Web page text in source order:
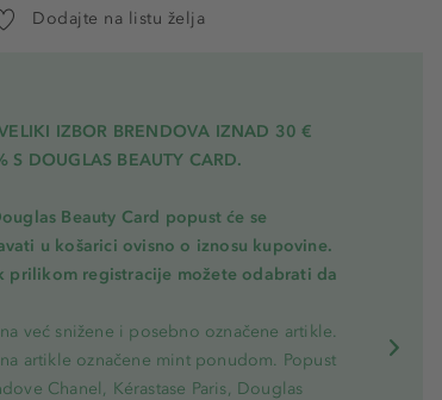
Dodajte na listu želja
IZBOR BRENDOVA IZNAD 30 €
S DOUGLAS BEAUTY CARD.
Beauty Card popust će se
u košarici ovisno o iznosu kupovine.
prilikom registracije možete odabrati da
već snižene i posebno označene artikle.
artikle označene mint ponudom. Popust
Chanel, Kérastase Paris, Douglas